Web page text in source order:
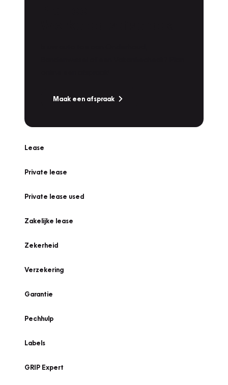
Maak een afspraak
Lease
Private lease
Private lease used
Zakelijke lease
Zekerheid
Verzekering
Garantie
Pechhulp
Labels
GRIP Expert